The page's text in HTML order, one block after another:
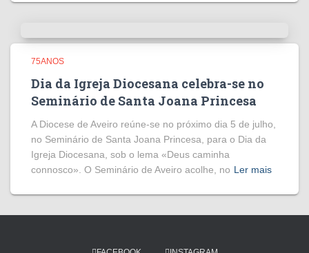
75ANOS
Dia da Igreja Diocesana celebra-se no
Seminário de Santa Joana Princesa
A Diocese de Aveiro reúne-se no próximo dia 5 de julho,
no Seminário de Santa Joana Princesa, para o Dia da
Igreja Diocesana, sob o lema «Deus caminha
connosco». O Seminário de Aveiro acolhe, no Ler mais